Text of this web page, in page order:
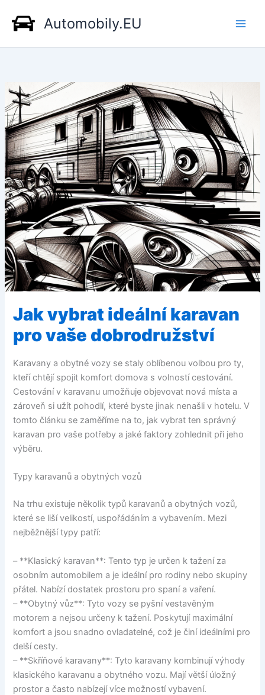
obsah
Automobily.EU
Jak vybrat ideální karavan
pro vaše dobrodružství
Karavany a obytné vozy se staly oblíbenou volbou pro ty,
kteří chtějí spojit komfort domova s volností cestování.
Cestování v karavanu umožňuje objevovat nová místa a
zároveň si užít pohodlí, které byste jinak nenašli v hotelu. V
tomto článku se zaměříme na to, jak vybrat ten správný
karavan pro vaše potřeby a jaké faktory zohlednit při jeho
výběru.
Typy karavanů a obytných vozů
Na trhu existuje několik typů karavanů a obytných vozů,
které se liší velikostí, uspořádáním a vybavením. Mezi
nejběžnější typy patří:
– **Klasický karavan**: Tento typ je určen k tažení za
osobním automobilem a je ideální pro rodiny nebo skupiny
přátel. Nabízí dostatek prostoru pro spaní a vaření.
– **Obytný vůz**: Tyto vozy se pyšní vestavěným
motorem a nejsou určeny k tažení. Poskytují maximální
komfort a jsou snadno ovladatelné, což je činí ideálními pro
delší cesty.
– **Skříňové karavany**: Tyto karavany kombinují výhody
klasického karavanu a obytného vozu. Mají větší úložný
prostor a často nabízejí více možností vybavení.